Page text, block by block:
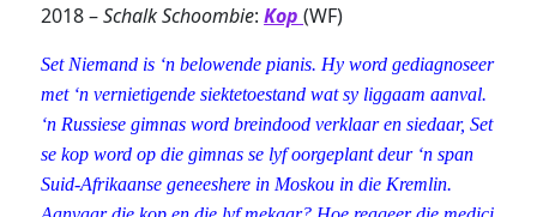
2018 –Schalk Schoombie:Kop (WF)
Set Niemand is ‘n belowende pianis. Hy word gediagnoseer
met ‘n vernietigende siektetoestand wat sy liggaam aanval.
‘n Russiese gimnas word breindood verklaar en siedaar, Set
se kop word op die gimnas se lyf oorgeplant deur ‘n span
Suid-Afrikaanse geneeshere in Moskou in die Kremlin.